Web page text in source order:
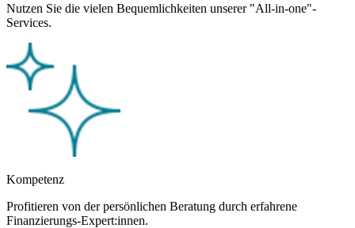
Nutzen Sie die vielen Bequemlichkeiten unserer "All-in-one"-
Services.
Kompetenz
Profitieren von der persönlichen Beratung durch erfahrene
Finanzierungs-Expert:innen.